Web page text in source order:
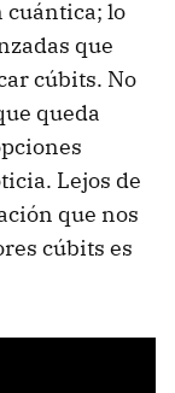
lo
que
cúbits. No
queda
Lejos de
que nos
cúbits es